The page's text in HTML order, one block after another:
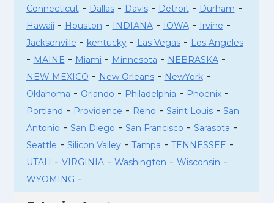
Connecticut- Dallas- Davis- Detroit- Durham -
Hawaii - Houston - INDIANA- IOWA- Irvine -
Jacksonville - kentucky- Las Vegas- Los Angeles
- MAINE - Miami - Minnesota - NEBRASKA-
NEW MEXICO - New Orleans- NewYork-
Oklahoma - Orlando - Philadelphia - Phoenix-
Portland - Providence - Reno - Saint Louis- San
Antonio - San Diego - San Francisco - Sarasota -
Seattle - Silicon Valley- Tampa - TENNESSEE -
UTAH - VIRGINIA- Washington - Wisconsin -
WYOMING -